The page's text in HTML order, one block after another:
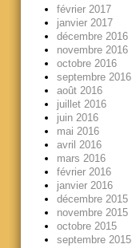
février 2017
janvier 2017
décembre 2016
novembre 2016
octobre 2016
septembre 2016
août 2016
juillet 2016
juin 2016
mai 2016
avril 2016
mars 2016
février 2016
janvier 2016
décembre 2015
novembre 2015
octobre 2015
septembre 2015